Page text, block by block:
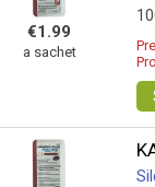
€1.99
a sachet